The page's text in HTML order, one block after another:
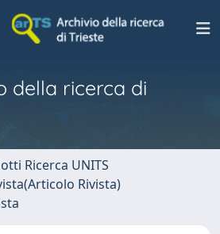
della ricerca di
Ricerca UNITS
Rivista)